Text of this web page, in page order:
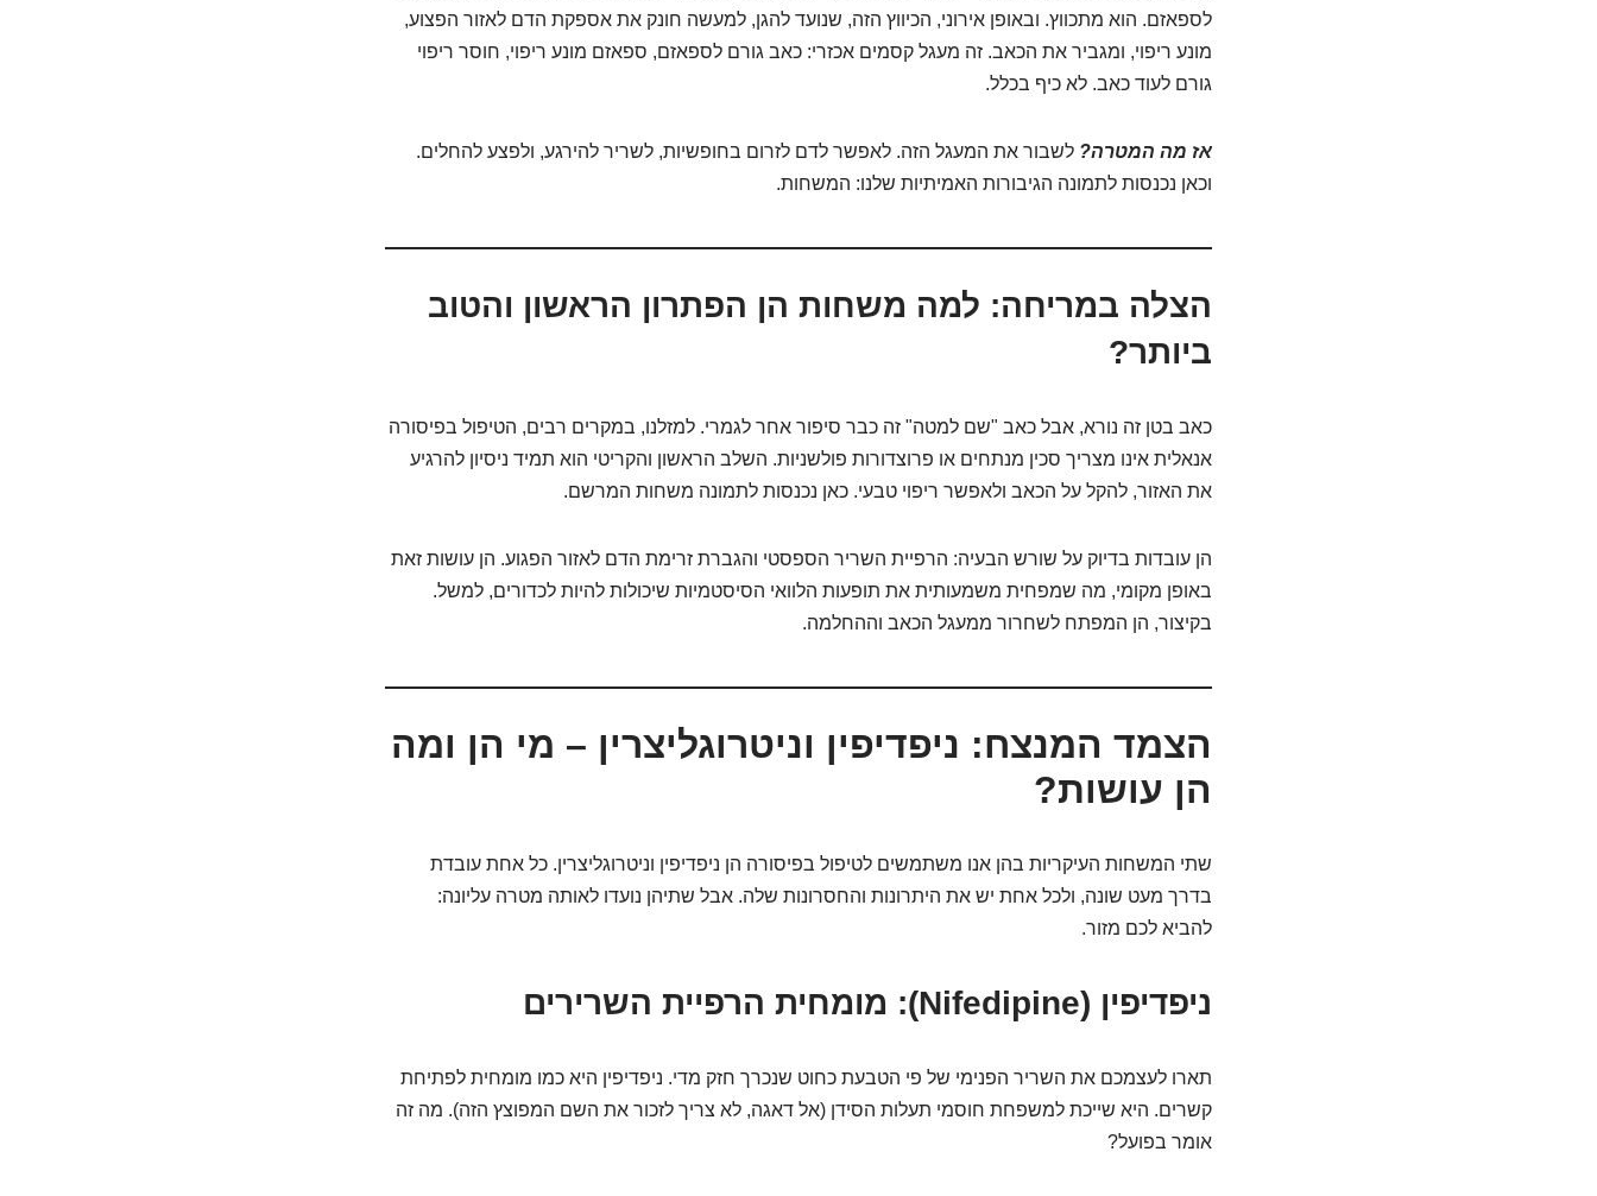
לספאזם. הוא מתכווץ. ובאופן אירוני, הכיווץ הזה, שנועד להגן, למעשה חונק את אספקת הדם לאזור הפצוע,
מונע ריפוי, ומגביר את הכאב. זה מעגל קסמים אכזרי: כאב גורם לספאזם, ספאזם מונע ריפוי, חוסר ריפוי
גורם לעוד כאב. לא כיף בכלל.
אז מה המטרה? לשבור את המעגל הזה. לאפשר לדם לזרום בחופשיות, לשריר להירגע, ולפצע להחלים.
וכאן נכנסות לתמונה הגיבורות האמיתיות שלנו: המשחות.
הצלה במריחה: למה משחות הן הפתרון הראשון והטוב
ביותר?
כאב בטן זה נורא, אבל כאב "שם למטה" זה כבר סיפור אחר לגמרי. למזלנו, במקרים רבים, הטיפול בפיסורה
אנאלית אינו מצריך סכין מנתחים או פרוצדורות פולשניות. השלב הראשון והקריטי הוא תמיד ניסיון להרגיע
את האזור, להקל על הכאב ולאפשר ריפוי טבעי. כאן נכנסות לתמונה משחות המרשם.
הן עובדות בדיוק על שורש הבעיה: הרפיית השריר הספסטי והגברת זרימת הדם לאזור הפגוע. הן עושות זאת
באופן מקומי, מה שמפחית משמעותית את תופעות הלוואי הסיסטמיות שיכולות להיות לכדורים, למשל.
בקיצור, הן המפתח לשחרור ממעגל הכאב וההחלמה.
הצמד המנצח: ניפדיפין וניטרוגליצרין – מי הן ומה
הן עושות?
שתי המשחות העיקריות בהן אנו משתמשים לטיפול בפיסורה הן ניפדיפין וניטרוגליצרין. כל אחת עובדת
בדרך מעט שונה, ולכל אחת יש את היתרונות והחסרונות שלה. אבל שתיהן נועדו לאותה מטרה עליונה:
להביא לכם מזור.
ניפדיפין (Nifedipine): מומחית הרפיית השרירים
תארו לעצמכם את השריר הפנימי של פי הטבעת כחוט שנכרך חזק מדי. ניפדיפין היא כמו מומחית לפתיחת
קשרים. היא שייכת למשפחת חוסמי תעלות הסידן (אל דאגה, לא צריך לזכור את השם המפוצץ הזה). מה זה
אומר בפועל?